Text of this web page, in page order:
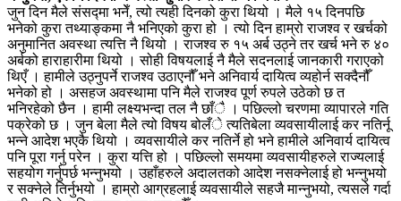
जुन दिन मैले संसद्मा भनेँ, त्यो त्यही दिनको कुरा थियो । मैले १५ दिनपछि
भनेको कुरा तथ्याङ्कमा नै भनिएको कुरा हो । त्यो दिन हाम्रो राजश्व र खर्चको
अनुमानित अवस्था त्यत्ति नै थियो । राजश्व रु १५ अर्ब उठ्ने तर खर्च भने रु ४०
अर्बको हाराहारीमा थियो । सोही विषयलाई नै मैले सदनलाई जानकारी गराएको
थिएँ । हामीले उठ्नुपर्ने राजश्व उठाएनौँ भने अनिवार्य दायित्व व्यहोर्न सक्दैनौँ
भनेको हो । असहज अवस्थामा पनि मैले राजश्व पूर्ण रुपले उठेको छ त
भनिरहेको छैन । हामी लक्ष्यभन्दा तल नै छाँै । पछिल्लो चरणमा व्यापारले गति
पक्रेको छ । जुन बेला मैले त्यो विषय बोलँे त्यतिबेला व्यवसायीलाई कर नतिर्नू
भन्ने आदेश भएकै थियो । व्यवसायीले कर नतिर्ने हो भने हामीले अनिवार्य दायित्व
पनि पूरा गर्नु परेन । कुरा यत्ति हो । पछिल्लो समयमा व्यवसायीहरुले राज्यलाई
सहयोग गर्नुपर्छ भन्नुभयो । उहाँहरुले अदालतको आदेश नसक्नेलाई हो भन्नुभयो
र सक्नेले तिर्नुभयो । हाम्रो आग्रहलाई व्यवसायीले सहजै मान्नुभयो, त्यसले गर्दा